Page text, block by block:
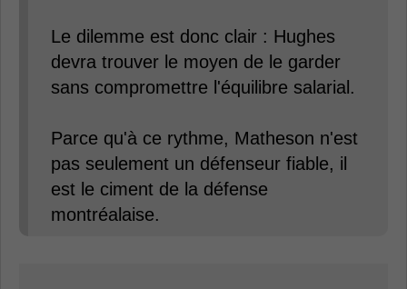
Le dilemme est donc clair : Hughes
devra trouver le moyen de le garder
sans compromettre l'équilibre salarial.
Parce qu'à ce rythme, Matheson n'est
pas seulement un défenseur fiable, il
est le ciment de la défense
montréalaise.